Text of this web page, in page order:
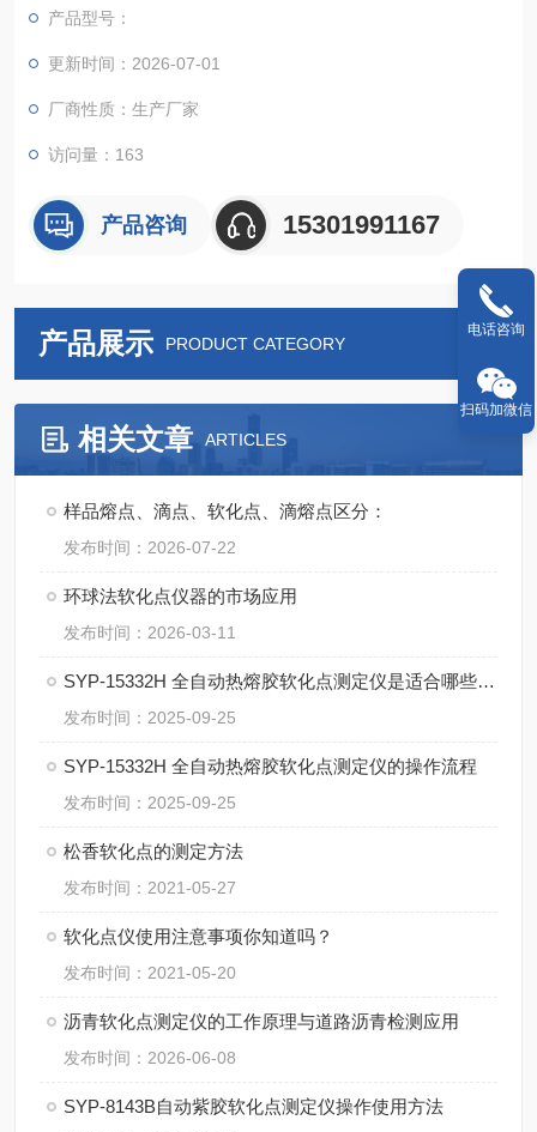
产品型号：
更新时间：2026-07-01
厂商性质：生产厂家
访问量：163
产品咨询 15301991167
产品展示 PRODUCT CATEGORY
相关文章 ARTICLES
样品熔点、滴点、软化点、滴熔点区分：
发布时间：2026-07-22
环球法软化点仪器的市场应用
发布时间：2026-03-11
SYP-15332H 全自动热熔胶软化点测定仪是适合哪些行业？
发布时间：2025-09-25
SYP-15332H 全自动热熔胶软化点测定仪的操作流程
发布时间：2025-09-25
松香软化点的测定方法
发布时间：2021-05-27
软化点仪使用注意事项你知道吗？
发布时间：2021-05-20
沥青软化点测定仪的工作原理与道路沥青检测应用
发布时间：2026-06-08
SYP-8143B自动紫胶软化点测定仪操作使用方法
电话咨询
扫码加微信